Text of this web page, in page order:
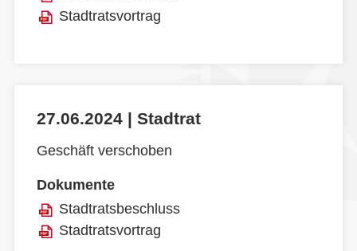
Stadtratsvortrag
27.06.2024 | Stadtrat
Geschäft verschoben
Dokumente
Stadtratsbeschluss
Stadtratsvortrag